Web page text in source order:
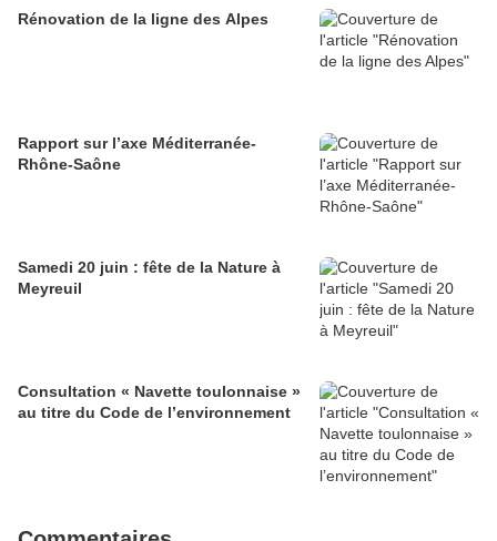
Rénovation de la ligne des Alpes
Rapport sur l’axe Méditerranée-
Rhône-Saône
Samedi 20 juin : fête de la Nature à
Meyreuil
Consultation « Navette toulonnaise »
au titre du Code de l’environnement